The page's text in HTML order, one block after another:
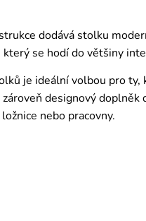
dodává stolku
který se hodí do většiny
je ideální volbou pro ty,
designový doplněk
nebo pracovny.